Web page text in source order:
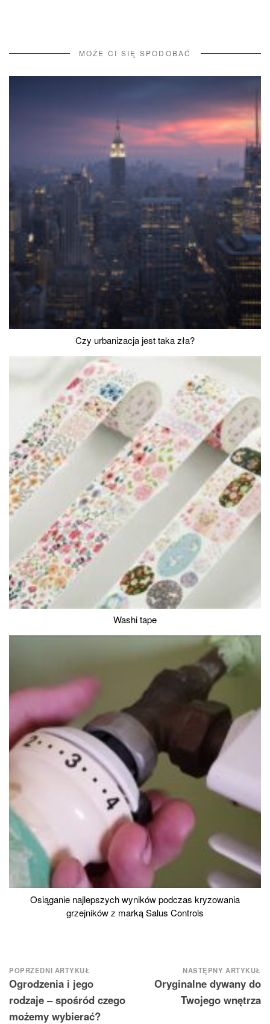
MOŻE CI SIĘ SPODOBAĆ
Czy urbanizacja jest taka zła?
Washi tape
Osiąganie najlepszych wyników podczas kryzowania
grzejników z marką Salus Controls
Nawigacja
wpisu
POPRZEDNI ARTYKUŁ
Ogrodzenia i jego
rodzaje – spośród czego
możemy wybierać?
NASTĘPNY ARTYKUŁ
Oryginalne dywany do
Twojego wnętrza